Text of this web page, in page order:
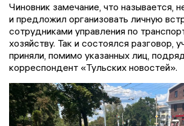
Чиновник замечание, что называется,
и предложил организовать личную
сотрудниками управления по
хозяйству. Так и состоялся разговор,
приняли, помимо указанных лиц,
корреспондент «Тульских новостей».